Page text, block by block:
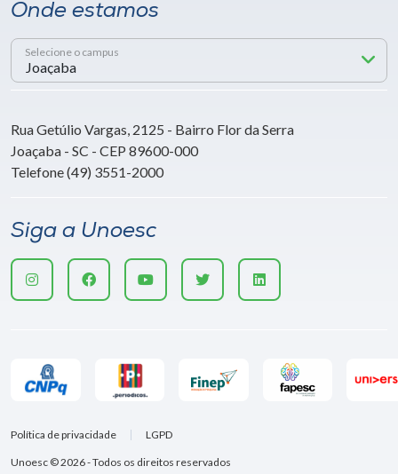
Onde estamos
Selecione o campus
Rua Getúlio Vargas, 2125 - Bairro Flor da Serra
Joaçaba - SC - CEP 89600-000
Telefone (49) 3551-2000
Siga a Unoesc
Unoesc © 2026 - Todos os direitos reservados
Política de privacidade LGPD